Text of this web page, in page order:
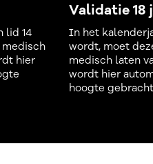
lid 14
medisch
hier
Validatie 18
In het
wordt, moet
medisch laten
wordt hier
hoogte